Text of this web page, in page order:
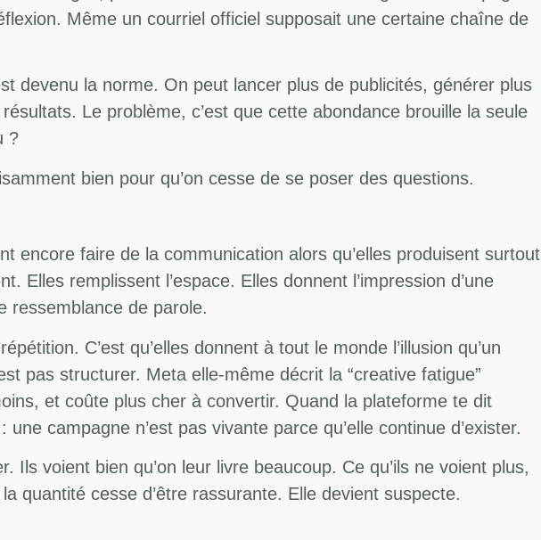
Même un courriel officiel supposait une certaine chaîne de
devenu la norme. On peut lancer plus de publicités, générer plus
Le problème, c’est que cette abondance brouille la seule
?
bien pour qu’on cesse de se poser des questions.
encore faire de la communication alors qu’elles produisent surtout
remplissent l’espace. Elles donnent l’impression d’une
ressemblance de parole.
C’est qu’elles donnent à tout le monde l’illusion qu’un
pas structurer. Meta elle-même décrit la “creative fatigue”
et coûte plus cher à convertir. Quand la plateforme te dit
campagne n’est pas vivante parce qu’elle continue d’exister.
voient bien qu’on leur livre beaucoup. Ce qu’ils ne voient plus,
quantité cesse d’être rassurante. Elle devient suspecte.